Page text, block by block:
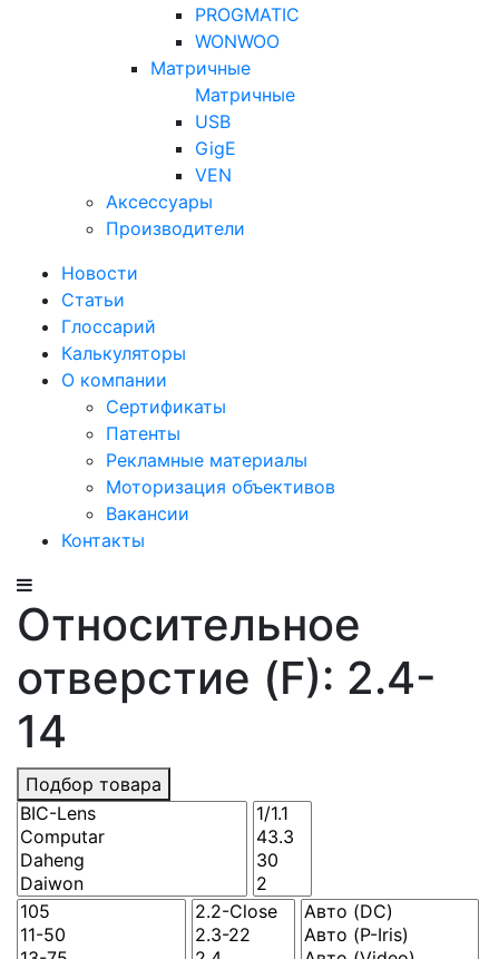
PROGMATIC
WONWOO
Матричные
Матричные
USB
GigE
VEN
Аксессуары
Производители
Новости
Статьи
Глоссарий
Калькуляторы
О компании
Сертификаты
Патенты
Рекламные материалы
Моторизация объективов
Вакансии
Контакты
Относительное
отверстие (F): 2.4-
14
Подбор товара